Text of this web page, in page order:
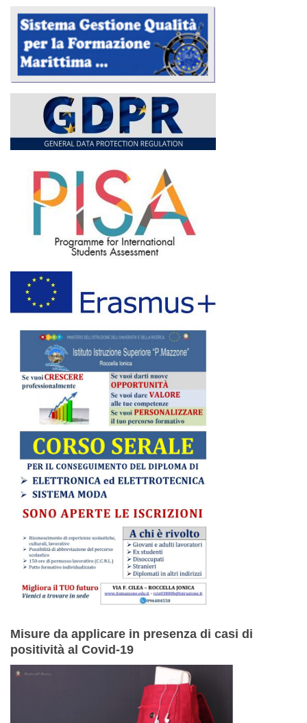
Misure da applicare in presenza di casi di
positività al Covid-19